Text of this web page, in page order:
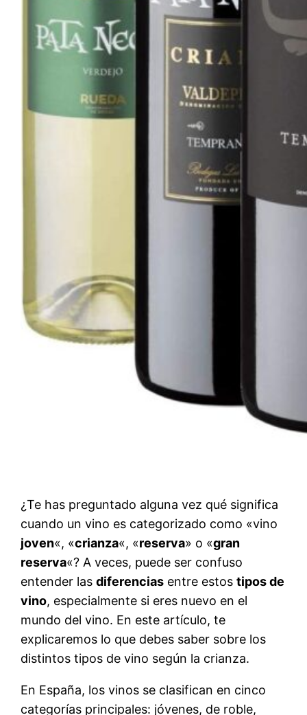
¿Te has preguntado alguna vez qué significa
cuando un vino es categorizado como «vino
joven«, «crianza«, «reserva» o «gran
reserva«? A veces, puede ser confuso
entender lasdiferencias entre estostipos de
vino, especialmente si eres nuevo en el
mundo del vino. En este artículo, te
explicaremos lo que debes saber sobre los
distintos tipos de vino según la crianza.
En España, los vinos se clasifican en cinco
categorías principales: jóvenes, de roble,